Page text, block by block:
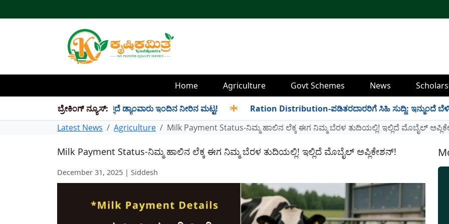
Home Agriculture Govt Schemes News
ಬ್ರೇಕಿಂಗ್ ನ್ಯೂಸ್:
ನೀರು ಸಂಗ್ರಹ! ಇಲ್ಲಿದೆ ಡ್ಯಾಂವಾರು ಇಂದಿನ ನೀರಿನ ಮಟ್ಟ! ✱ Ration Distribution-ಪಡಿತರದಾರರಿಗೆ ಸಿಹಿ ಸುದ್ದಿ: ಇನ್ಮುಂದೆ ಬೆಳಿಗ್ಗೆ 6
Latest News
Agriculture Milk Payment Status-ನಿಮ್ಮ ಹಾಲಿನ ಲೆಕ್ಕ ಈಗ ನಿಮ್ಮ ಬೆರಳ ತುದಿಯಲ್ಲಿ! ಇಲ್ಲಿದೆ ಮೊಬೈಲ್
Milk Payment Status-ನಿಮ್ಮ ಹಾಲಿನ ಲೆಕ್ಕ ಈಗ ನಿಮ್ಮ ಬೆರಳ ತುದಿಯಲ್ಲಿ! ಇಲ್ಲಿದೆ ಮೊಬೈಲ್ ಅಪ್ಲಿಕೇಶನ್!
December 31, 2025 | Siddesh